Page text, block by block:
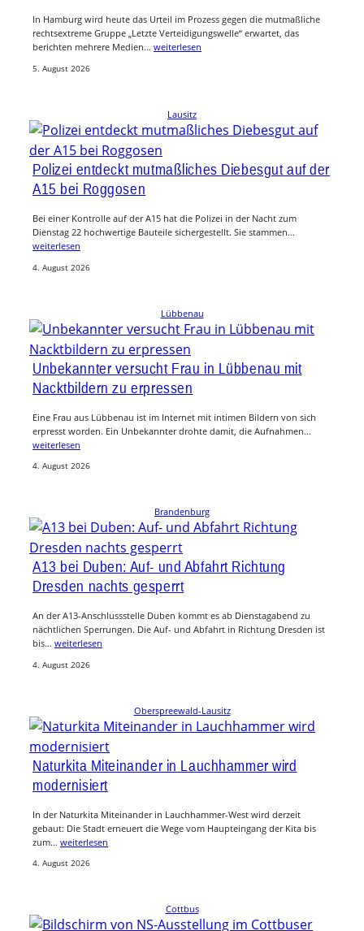
In Hamburg wird heute das Urteil im Prozess gegen die mutmaßliche
rechtsextreme Gruppe „Letzte Verteidigungswelle“ erwartet, das
berichten mehrere Medien… weiterlesen
5. August 2026
Lausitz
Polizei entdeckt mutmaßliches Diebesgut auf der
A15 bei Roggosen
Bei einer Kontrolle auf der A15 hat die Polizei in der Nacht zum
Dienstag 22 hochwertige Bauteile sichergestellt. Sie stammen…
weiterlesen
4. August 2026
Lübbenau
Unbekannter versucht Frau in Lübbenau mit
Nacktbildern zu erpressen
Eine Frau aus Lübbenau ist im Internet mit intimen Bildern von sich
erpresst worden. Ein Unbekannter drohte damit, die Aufnahmen…
weiterlesen
4. August 2026
Brandenburg
A13 bei Duben: Auf- und Abfahrt Richtung
Dresden nachts gesperrt
An der A13-Anschlussstelle Duben kommt es ab Dienstagabend zu
nächtlichen Sperrungen. Die Auf- und Abfahrt in Richtung Dresden ist
bis… weiterlesen
4. August 2026
Oberspreewald-Lausitz
Naturkita Miteinander in Lauchhammer wird
modernisiert
In der Naturkita Miteinander in Lauchhammer-West wird derzeit
gebaut: Die Stadt erneuert die Wege vom Haupteingang der Kita bis
zum… weiterlesen
4. August 2026
Cottbus